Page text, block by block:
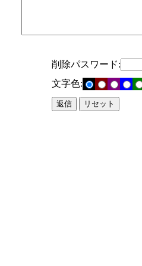
削除パスワード:
文字色: